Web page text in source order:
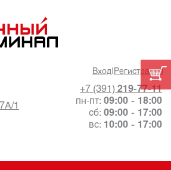
Вход| Регистрация
+7 (391) 219-77-11
пн-пт: 09:00 - 18:00
сб: 09:00 - 17:00
вс: 10:00 - 17:00
1